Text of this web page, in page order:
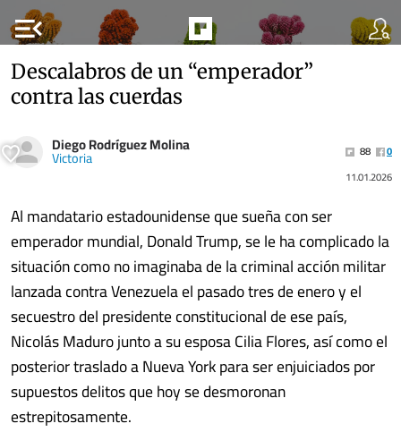
menu_open
Descalabros de un “emperador”
contra las cuerdas
Diego Rodríguez Molina
Victoria 88
0
11.01.2026
Al mandatario estadounidense que sueña con ser
emperador mundial, Donald Trump, se le ha complicado la
situación como no imaginaba de la criminal acción militar
lanzada contra Venezuela el pasado tres de enero y el
secuestro del presidente constitucional de ese país,
Nicolás Maduro junto a su esposa Cilia Flores, así como el
posterior traslado a Nueva York para ser enjuiciados por
supuestos delitos que hoy se desmoronan
estrepitosamente.